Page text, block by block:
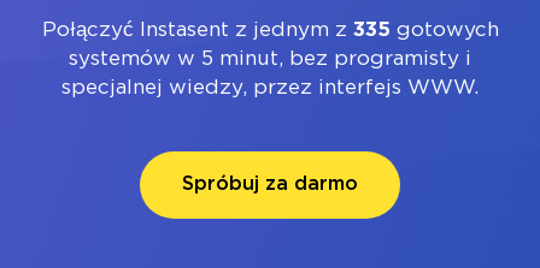
Połączyć Instasent z jednym z 335 gotowych
systemów w 5 minut, bez programisty i
specjalnej wiedzy, przez interfejs WWW.
Spróbuj za darmo